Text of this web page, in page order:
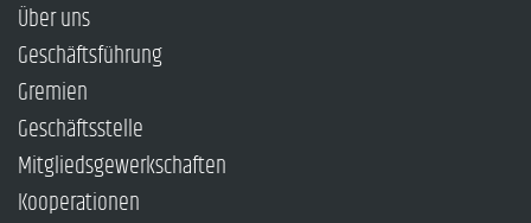
Über uns
Geschäftsführung
Gremien
Geschäftsstelle
Mitgliedsgewerkschaften
Kooperationen